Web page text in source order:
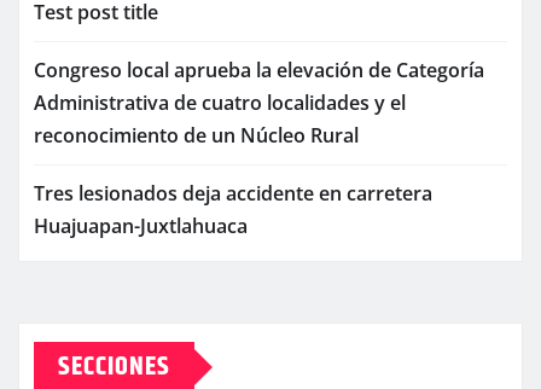
Test post title
Congreso local aprueba la elevación de Categoría
Administrativa de cuatro localidades y el
reconocimiento de un Núcleo Rural
Tres lesionados deja accidente en carretera
Huajuapan-Juxtlahuaca
SECCIONES